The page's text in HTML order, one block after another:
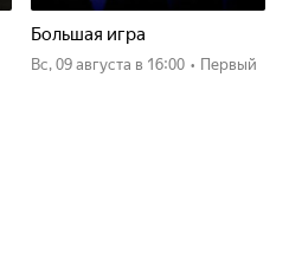
Большая игра
вс, 09 августа в 16:00 • Первый